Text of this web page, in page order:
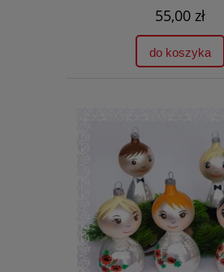
55,00 zł
do koszyka